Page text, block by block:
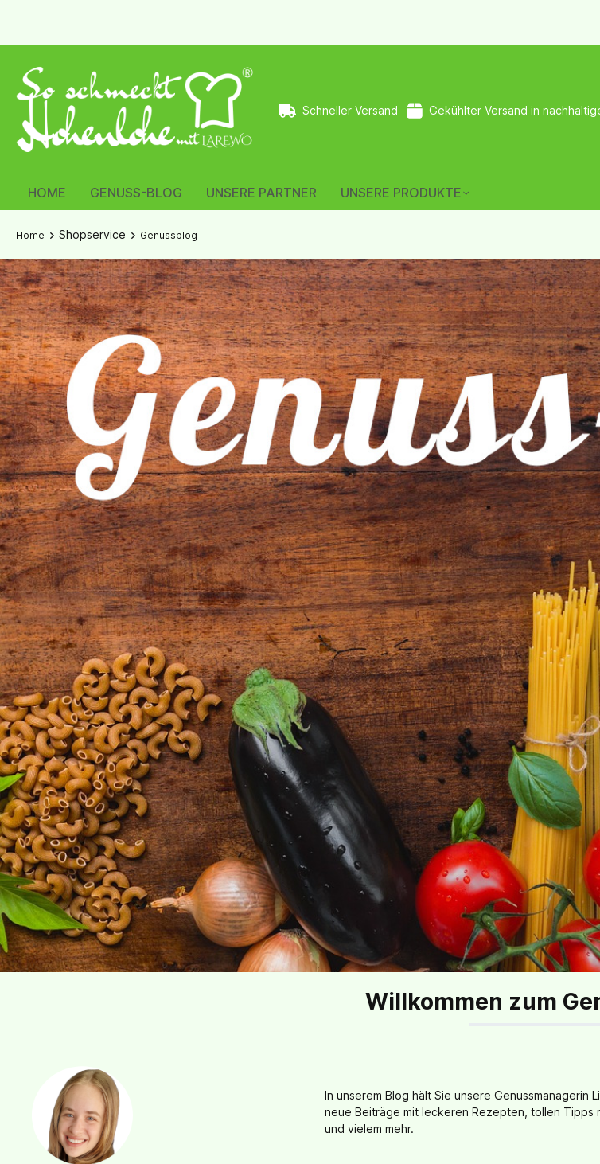
Schneller Versand Gekühlter Versand in
HOME GENUSS-BLOG UNSERE PARTNER UNSERE PRODUKTE
Home Shopservice Genussblog
Willkommen zum
In unserem Blog hält Sie unsere Genussmanagerin
neue Beiträge mit leckeren Rezepten, tollen Tipps
und vielem mehr.